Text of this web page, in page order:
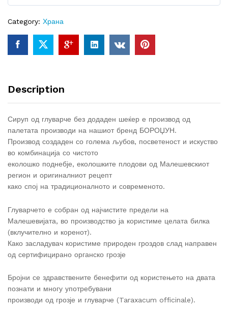
0
Category: Храна
Description
Сируп од глуварче без додаден шеќер е производ од
палетата производи на нашиот бренд БОРОЏУН.
Производ создаден со голема љубов, посветеност и искуство
во комбинација со чистото
еколошко поднебје, еколошките плодови од Малешевскиот
регион и оригиналниот рецепт
како спој на традиционалното и современото.
Глуварчето е собран од најчистите предели на
Малешевијата, во производство ја користиме целата билка
(вклучително и коренот).
Како засладувач користиме природен гроздов слад направен
од сертифицирано органско грозје
Бројни се здравствените бенефити од користењето на двата
познати и многу употребувани
производи од грозје и глуварче (Taraxacum officinale).